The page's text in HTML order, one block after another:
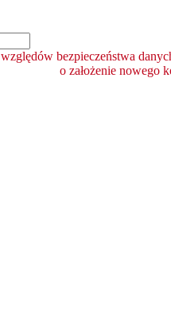
bezpieczeństwa
o założenie nowego